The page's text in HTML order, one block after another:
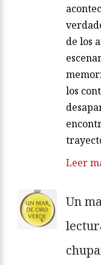
de los
los
Leer
Un